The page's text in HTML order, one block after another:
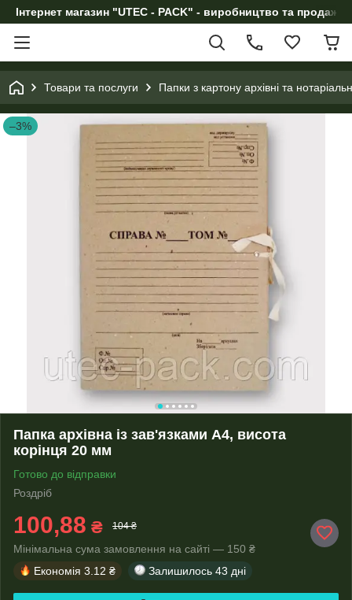
Інтернет магазин "UTEC - PACK" - виробництво та продаж
Товари та послуги Папки з картону архівні та
–3%
Папка архівна із зав'язками А4, висота
корінця 20 мм
Готово до відправки
Роздріб
100,88 ₴ 104 ₴
Мінімальна сума замовлення на сайті — 150 ₴
Економія 3.12 ₴ Залишилось 43 дні